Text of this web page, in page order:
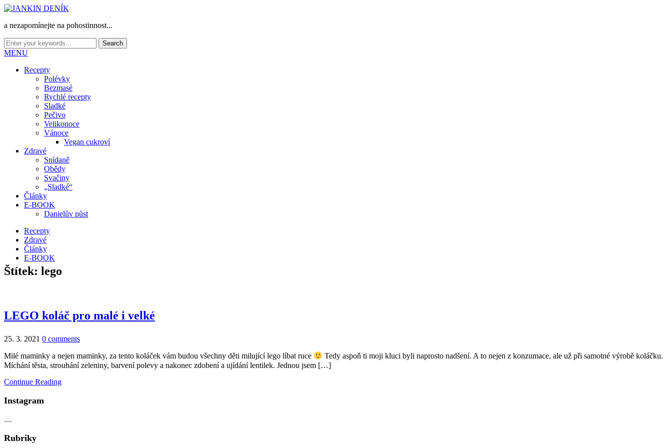
a nezapomínejte na pohostinnost...
MENU
Recepty
Polévky
Bezmasé
Rychlé recepty
Sladké
Pečivo
Velikonoce
Vánoce
Vegan cukroví
Zdravé
Snídaně
Obědy
Svačiny
„Sladké“
Články
E-BOOK
Danielův půst
Recepty
Zdravé
Články
E-BOOK
Štítek: lego
LEGO koláč pro malé i velké
25. 3. 2021 0 comments
Milé maminky a nejen maminky, za tento koláček vám budou všechny děti milující lego líbat ruce
Tedy aspoň ti moji kluci byli naprosto nadšení. A to nejen z konzumace, ale už při samotné výrobě koláčku.
Míchání těsta, strouhání zeleniny, barvení polevy a nakonec zdobení a ujídání lentilek. Jednou jsem […]
Continue Reading
Instagram
…
Rubriky